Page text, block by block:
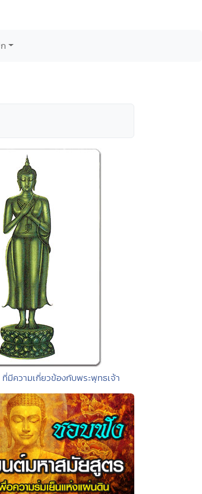
มีความเกี่ยวข้องกับพระพุทธเจ้า